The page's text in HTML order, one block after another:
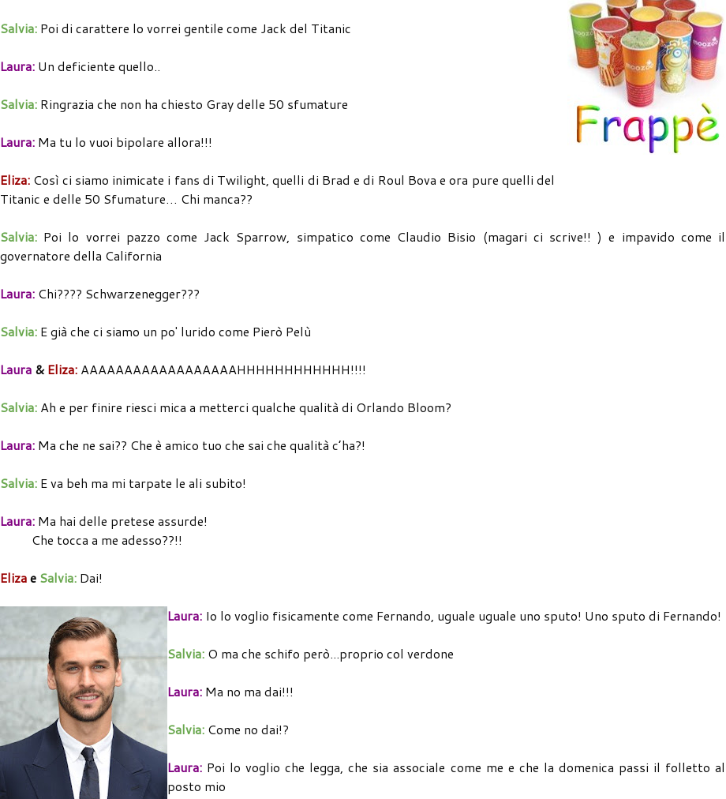
Salvia: Poi di carattere lo vorrei gentile come Jack del Titanic
Laura: Un deficiente quello..
Salvia: Ringrazia che non ha chiesto Gray delle 50 sfumature
Laura: Ma tu lo vuoi bipolare allora!!!
Eliza: Così ci siamo inimicate i fans di Twilight, quelli di Brad e di Roul Bova e ora pure quelli del
Titanic e delle 50 Sfumature… Chi manca??
Salvia: Poi lo vorrei pazzo come Jack Sparrow, simpatico come Claudio Bisio (magari ci scrive!! ) e impavido come il
governatore della California
Laura: Chi???? Schwarzenegger???
Salvia: E già che ci siamo un po' lurido come Pierò Pelù
Laura &Eliza: AAAAAAAAAAAAAAAAAAHHHHHHHHHHHH!!!!
Salvia: Ah e per finire riesci mica a metterci qualche qualità di Orlando Bloom?
Laura: Ma che ne sai?? Che è amico tuo che sai che qualità c’ha?!
Salvia: E va beh ma mi tarpate le ali subito!
Laura: Ma hai delle pretese assurde!
Che tocca a me adesso??!!
Elizae Salvia: Dai!
Laura: Io lo voglio fisicamente come Fernando, uguale uguale uno sputo! Uno sputo di Fernando!
Salvia: O ma che schifo però...proprio col verdone
Laura: Ma no ma dai!!!
Salvia: Come no dai!?
Laura: Poi lo voglio che legga, che sia associale come me e che la domenica passi il folletto al
posto mio